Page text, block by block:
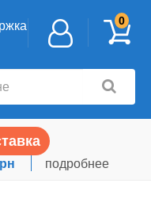
0
подробнее